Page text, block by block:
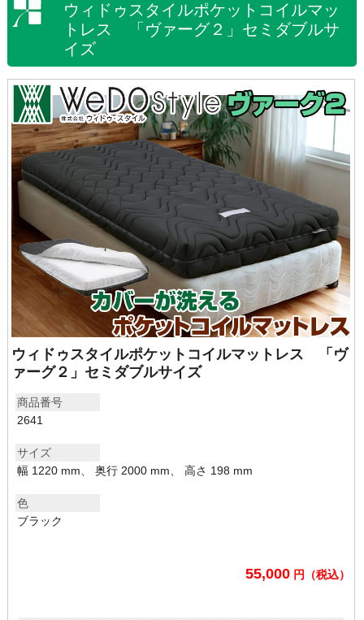
ウィドゥスタイルポケットコイルマッ
トレス 「ヴァーグ２」セミダブルサ
イズ
ウィドゥスタイルポケットコイルマットレス 「ヴ
ァーグ２」セミダブルサイズ
商品番号
2641
サイズ
幅 1220 mm、 奥行 2000 mm、 高さ 198 mm
色
ブラック
55,000 円（税込）